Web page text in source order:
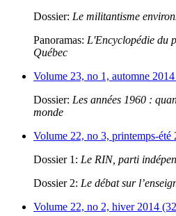
Dossier: Le militantisme
Panoramas: L'Encyclopédie du
Québec
Volume 23, no 1, automne
Dossier: Les années 1960 :
monde
Volume 22, no 3, printemps-été
Dossier 1: Le RIN, parti
Dossier 2: Le débat sur
Volume 22, no 2, hiver 2014